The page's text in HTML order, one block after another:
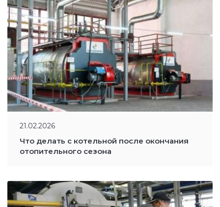
21.02.2026
Что делать с котельной после окончания
отопительного сезона